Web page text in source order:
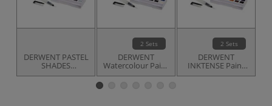
DERWENT PASTEL
SHADES
WATERCOLOUR
2 Sets
DERWENT
Watercolour Paint
Pan Sets
2 Sets
DERWENT
INKTENSE Paint
Pan Reise-Sets